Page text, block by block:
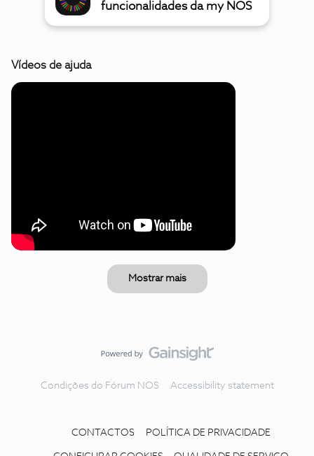
funcionalidades da my NOS
Vídeos de ajuda
Mostrar mais
Condições do Fórum NOS Accessibility statement
CONTACTOS POLÍTICA DE PRIVACIDADE